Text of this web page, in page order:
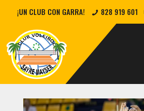
¡UN CLUB CON GARRA! 828 919 601